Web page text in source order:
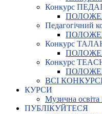
Конкурс
Конкурс
Конкурс
ВСІ
КУРСИ
Музична освіта
ПУБЛІКУЙТЕСЯ